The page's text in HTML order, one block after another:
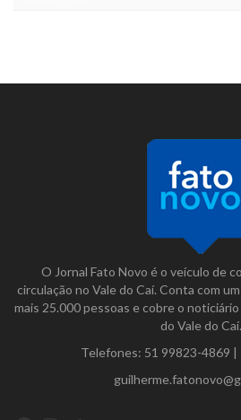
O Jornal Fato Novo é o veículo de
circulação no Vale do Caí. Conta com
mais 25.000 pessoas e cobre o
do Vale do Caí.
Telefones: 51 99823-4869 |